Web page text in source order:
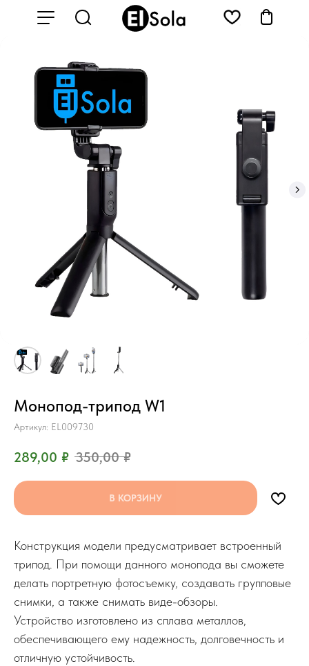
Монопод-трипод W1
Артикул: EL009730
289,00 ₽ 350,00 ₽
В КОРЗИНУ
Конструкция модели предусматривает встроенный
трипод. При помощи данного монопода вы сможете
делать портретную фотосъемку, создавать групповые
снимки, а также снимать виде-обзоры.
Устройство изготовлено из сплава металлов,
обеспечивающего ему надежность, долговечность и
отличную устойчивость.